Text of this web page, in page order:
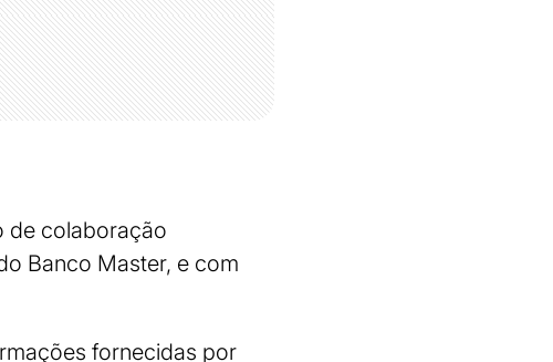
de colaboração
Banco Master, e com
fornecidas por